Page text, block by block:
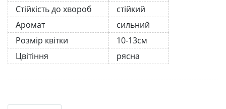
Стійкість до хвороб
стійкий
Аромат
сильний
Розмір квітки
10-13см
Цвітіння
рясна